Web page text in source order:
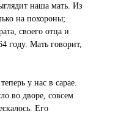
наша мать. Из
на похороны;
своего отца и
году. Мать говорит,
у нас в сарае.
во дворе, совсем
Его